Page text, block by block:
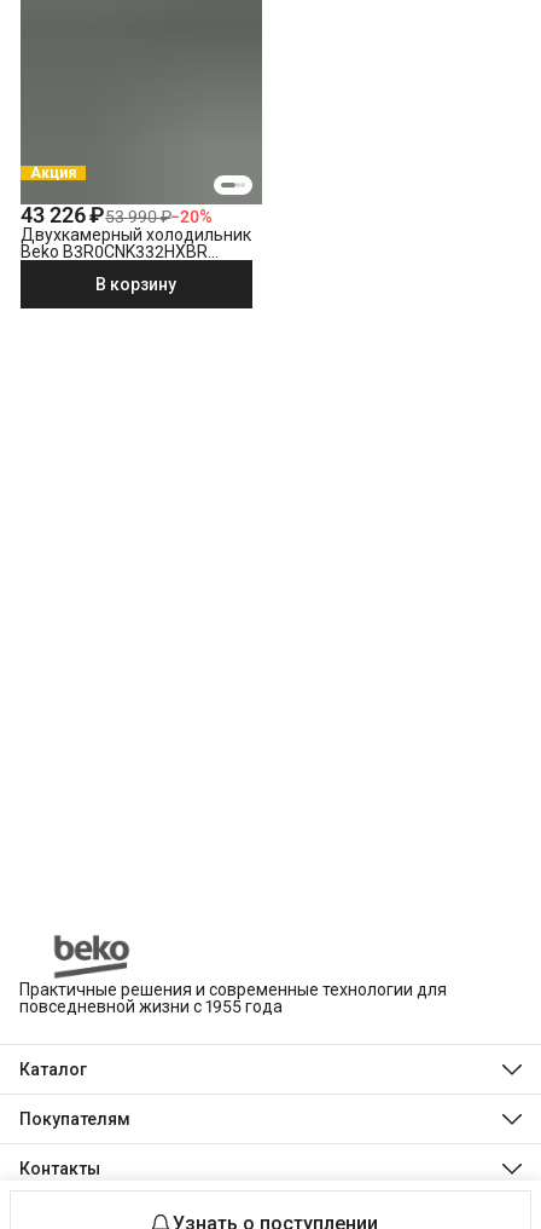
Узнать о поступлении
Акция
43 226 ₽53 990 ₽−20%
Двухкамерный холодильник
Beko B3R0CNK332HXBR
В корзину
Практичные решения и современные технологии для
повседневной жизни с 1955 года
Каталог
Hotpoint
Стиральные и сушильные машины
Посудомоечные машины
Варочные панели
Покупателям
Оплата
Доставка
Технологии Beko
Контакты
8 (495) 189-03-24